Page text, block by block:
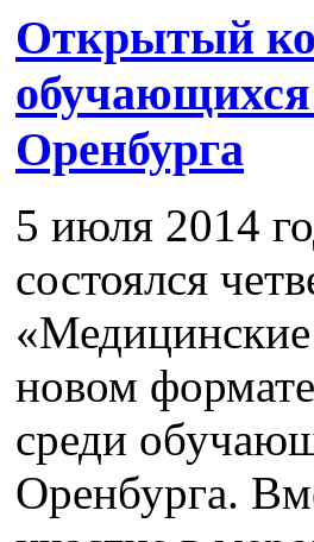
Открытый
Оренбурга
5 июля 2014
состоялся
новом
среди
Оренбурга.